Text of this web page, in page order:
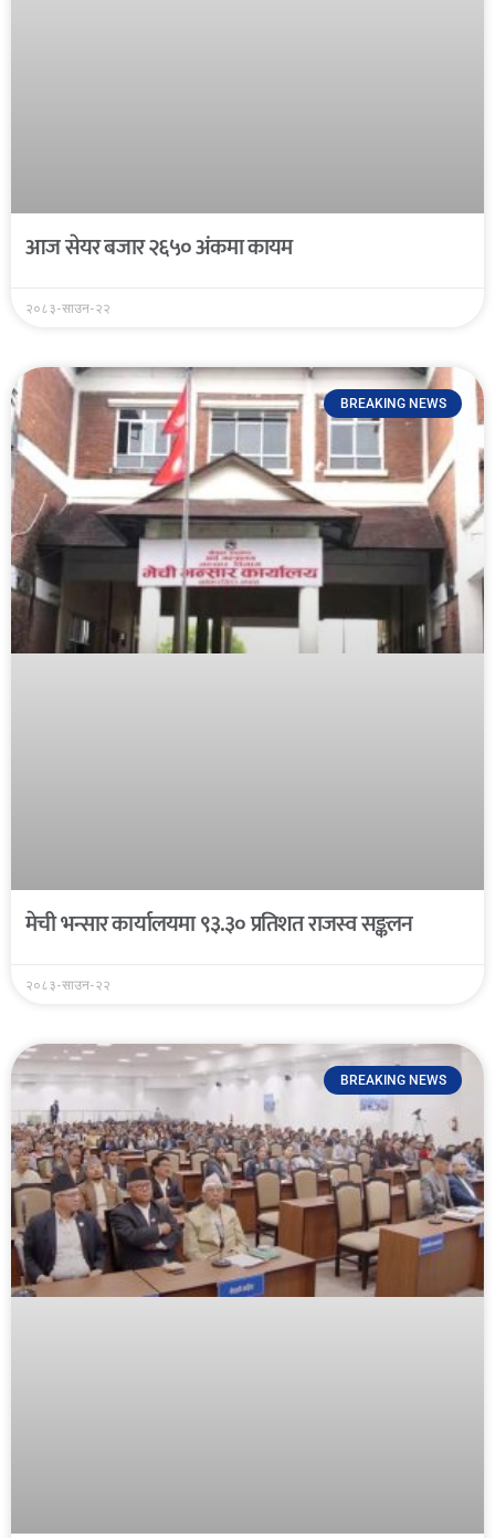
आज सेयर बजार २६५० अंकमा कायम
२०८३-साउन-२२
BREAKING NEWS
मेची भन्सार कार्यालयमा ९३.३० प्रतिशत राजस्व सङ्कलन
२०८३-साउन-२२
BREAKING NEWS